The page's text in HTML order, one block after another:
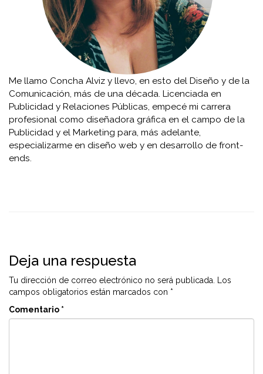
Me llamo Concha Alviz y llevo, en esto del Diseño y de la
Comunicación, más de una década. Licenciada en
Publicidad y Relaciones Públicas, empecé mi carrera
profesional como diseñadora gráfica en el campo de la
Publicidad y el Marketing para, más adelante,
especializarme en diseño web y en desarrollo de front-
ends.
Deja una respuesta
Tu dirección de correo electrónico no será publicada.
Los
campos obligatorios están marcados con *
Comentario *